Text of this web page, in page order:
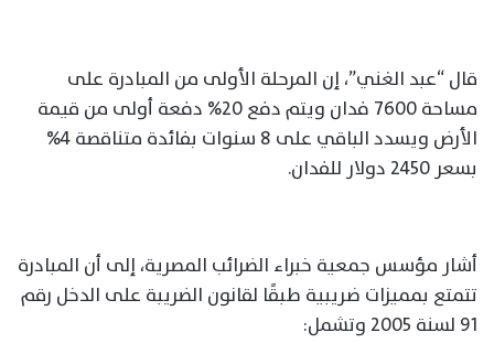
قال “عبد الغني”، إن المرحلة الأولى من المبادرة على
مساحة 7600 فدان ويتم دفع 20% دفعة أولى من قيمة
الأرض ويسدد الباقي على 8 سنوات بفائدة متناقصة 4%
بسعر 2450 دولار للفدان.
أشار مؤسس جمعية خبراء الضرائب المصرية، إلى أن المبادرة
تتمتع بمميزات ضريبية طبقًا لقانون الضريبة على الدخل رقم
91 لسنة 2005 وتشمل: